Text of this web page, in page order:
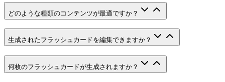
どのような種類のコンテンツが最適ですか？
生成されたフラッシュカードを編集できますか？
何枚のフラッシュカードが生成されますか？